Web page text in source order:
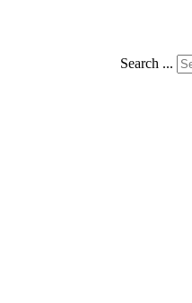
Search ...